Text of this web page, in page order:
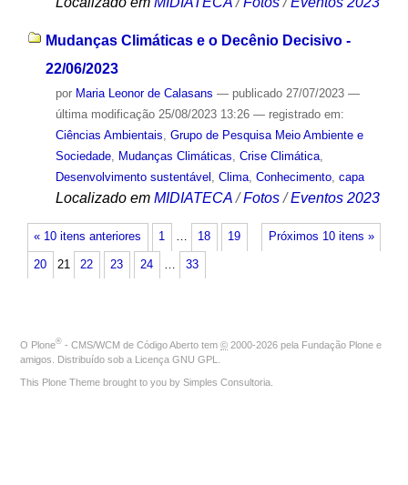
Mudanças Climáticas e o Decênio Decisivo -
22/06/2023
por Maria Leonor de Calasans — publicado27/07/2023 —
última modificação25/08/2023 13:26 — registrado em:
Ciências Ambientais, Grupo de Pesquisa Meio Ambiente e
Sociedade, Mudanças Climáticas, Crise Climática,
Desenvolvimento sustentável , Clima, Conhecimento, capa
Localizado em MIDIATECA /Fotos /Eventos 2023
« 10 itens anteriores Próximos 10 itens »
1 … 18 19
20 21 22 23 24 … 33
O Plone® - CMS/WCM de Código Aberto tem © 2000-2026 pela Fundação Plone e
amigos. Distribuído sob a Licença GNU GPL
This Plone Theme brought to you by Simples Consultoria